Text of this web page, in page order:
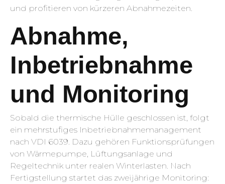
und profitieren von kürzeren Abnahmezeiten.
Abnahme,
Inbetriebnahme
und Monitoring
Sobald die thermische Hülle geschlossen ist, folgt
ein mehrstufiges Inbetriebnahmemanagement
nach VDI 6039. Dazu gehören Funktionsprüfungen
von Wärmepumpe, Lüftungsanlage und
Regeltechnik unter realen Winterlasten. Nach
Fertigstellung startet das zweijährige Monitoring: